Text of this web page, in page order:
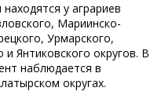
у аграриев
Мариинско-
Урмарского,
Янтиковского округов. В
наблюдается в
округах.